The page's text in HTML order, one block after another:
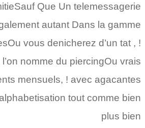
Que Un telemessagerie
autant Dans la gamme
vous denicherez d’un tat , !
nomme du piercingOu vrais
mensuels, ! avec agacantes
tout comme bien
plus bien